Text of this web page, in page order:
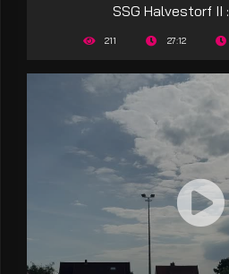
SSG Halvestorf II :
211 27:12